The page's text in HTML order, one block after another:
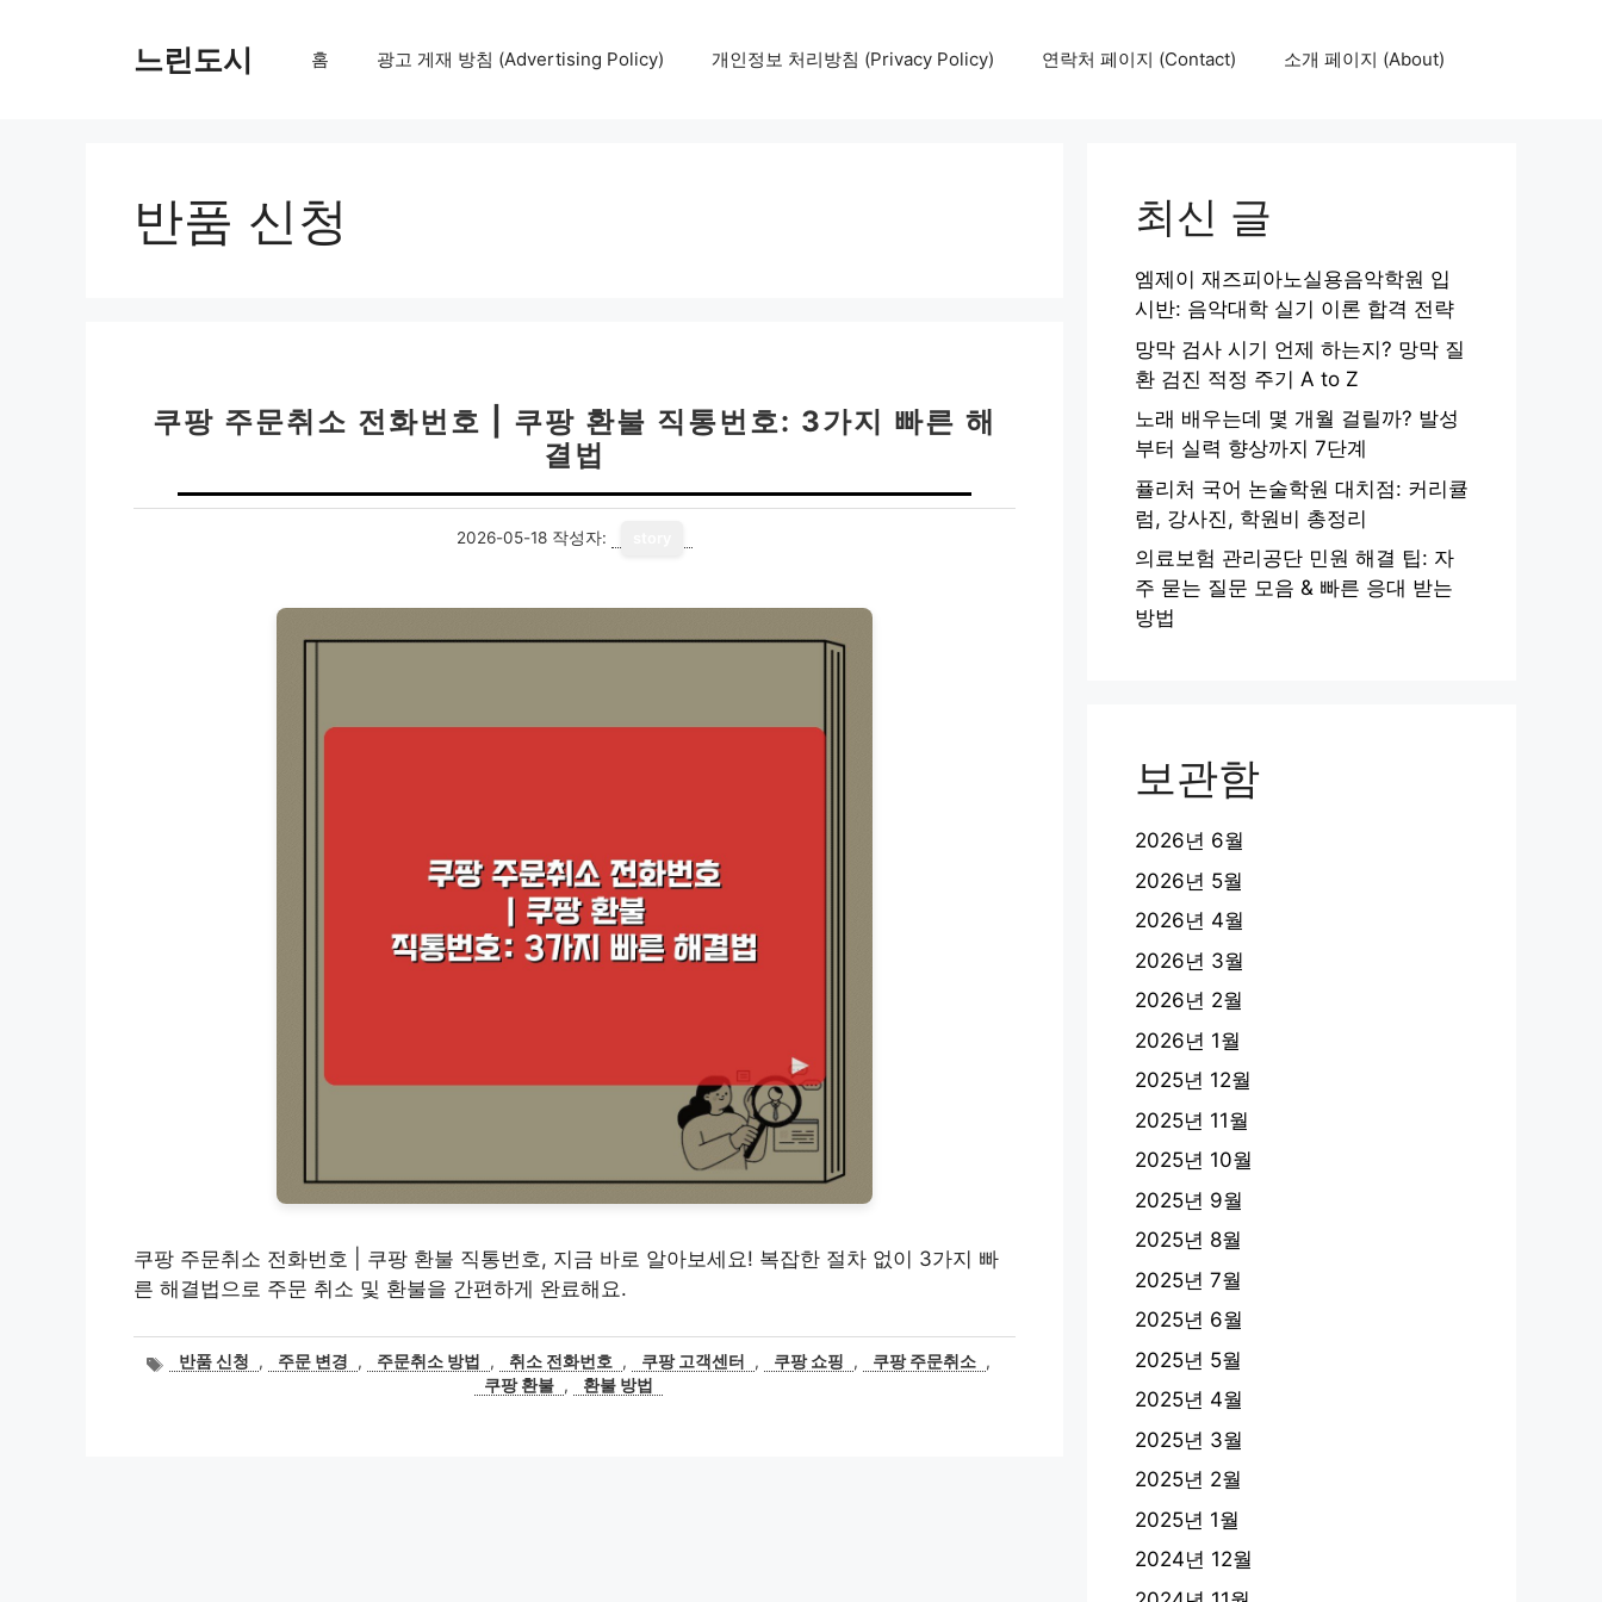
느린도시 홈 광고 게재 방침 (Advertising Policy) 개인정보 처리방침 (Privacy Policy) 연락처 페이지 (Contact) 소개 페이지 (About)
반품 신청
쿠팡 주문취소 전화번호 | 쿠팡 환불 직통번호: 3가지 빠른 해
결법
2026-05-18 작성자:
쿠팡 주문취소 전화번호 | 쿠팡 환불 직통번호, 지금 바로 알아보세요! 복잡한 절차 없이 3가지 빠
른 해결법으로 주문 취소 및 환불을 간편하게 완료해요.
태반품 신청 , 주문 변경 , 주문취소 방법 , 취소 전화번호 , 쿠팡 고객센터 , 쿠팡 쇼핑 , 쿠팡 주문취소 ,
쿠팡 환불 , 환불 방법
최신 글
엠제이 재즈피아노실용음악학원 입
시반: 음악대학 실기 이론 합격 전략
망막 검사 시기 언제 하는지? 망막 질
환 검진 적정 주기 A to Z
노래 배우는데 몇 개월 걸릴까? 발성
부터 실력 향상까지 7단계
퓰리처 국어 논술학원 대치점: 커리큘
럼, 강사진, 학원비 총정리
의료보험 관리공단 민원 해결 팁: 자
주 묻는 질문 모음 & 빠른 응대 받는
방법
보관함
2026년 6월
2026년 5월
2026년 4월
2026년 3월
2026년 2월
2026년 1월
2025년 12월
2025년 11월
2025년 10월
2025년 9월
2025년 8월
2025년 7월
2025년 6월
2025년 5월
2025년 4월
2025년 3월
2025년 2월
2025년 1월
2024년 12월